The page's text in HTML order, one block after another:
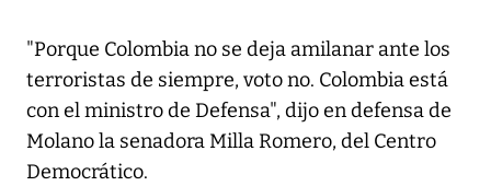
"Porque Colombia no se deja amilanar ante los
terroristas de siempre, voto no. Colombia está
con el ministro de Defensa", dijo en defensa de
Molano la senadora Milla Romero, del Centro
Democrático.